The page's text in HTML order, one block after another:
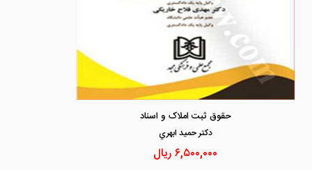
حقوق ثبت املاک و اسناد
دكتر حميد ابهري
۶,۵۰۰,۰۰۰ریال